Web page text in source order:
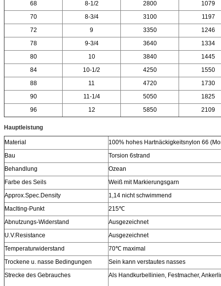
68
8-1/2 2800
1079
70
8-3/4 3100
1197
72
9 3350
1246
78
9-3/4 3640
1334
80
10 3840
1445
84
10-1/2 4250
1550
88
11 4720
1730
90
11-1/4 5050
1825
96
12 5850 2109
Hauptleistung
Material
100% hohes Hartnäckigkeitsnylon 66
Bau
Torsion 6strand
Behandlung
Ozean
Farbe des Seils
Weiß mit Markierungsgarn
Approx.Spec.Density
1,14 nicht schwimmend
Maclting-Punkt
215℃
Abnutzungs-Widerstand
Ausgezeichnet
U.V.Resistance
Ausgezeichnet
Temperaturwiderstand
70℃ maximal
Trockene u. nasse Bedingungen
Sein kann verstautes nasses
Strecke des Gebrauches
Als Handkurbellinien, Festmacher,